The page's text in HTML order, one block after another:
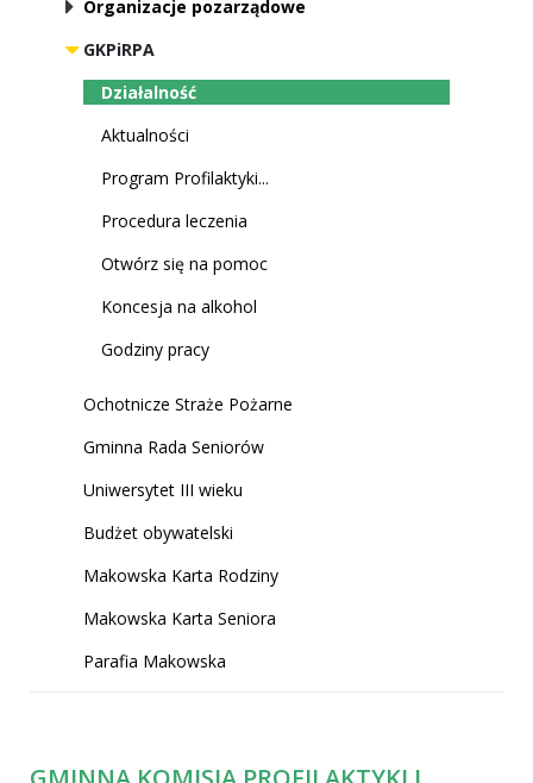
Organizacje pozarządowe
GKPiRPA
Działalność
Aktualności
Program Profilaktyki...
Procedura leczenia
Otwórz się na pomoc
Koncesja na alkohol
Godziny pracy
Ochotnicze Straże Pożarne
Gminna Rada Seniorów
Uniwersytet III wieku
Budżet obywatelski
Makowska Karta Rodziny
Makowska Karta Seniora
Parafia Makowska